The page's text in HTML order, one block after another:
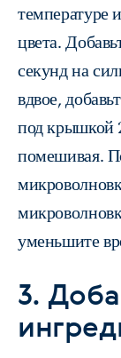
температуре
цвета.
секунд на
вдвое,
под крышкой
помешивая.
уменьшите
3.